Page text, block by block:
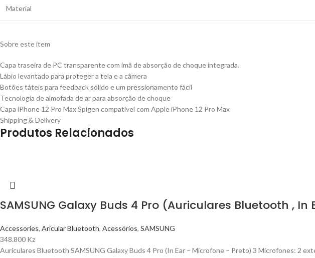
Material
Sobre este item
Capa traseira de PC transparente com imã de absorção de choque integrada.
Lábio levantado para proteger a tela e a câmera
Botões táteis para feedback sólido e um pressionamento fácil
Tecnologia de almofada de ar para absorção de choque
Capa iPhone 12 Pro Max Spigen compatível com Apple iPhone 12 Pro Max
Shipping & Delivery
Produtos Relacionados
SAMSUNG Galaxy Buds 4 Pro (Auriculares Bluetooth ,
Accessories, Aricular Bluetooth, Acessórios, SAMSUNG
348.800 Kz
Auriculares Bluetooth SAMSUNG Galaxy Buds 4 Pro (In Ear – Microfone – Preto) 3 Microfones: 2